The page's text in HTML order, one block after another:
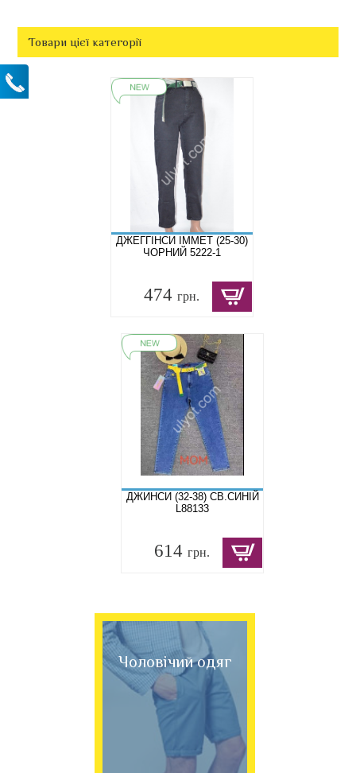
Товари цієї категорії
ДЖЕГГІНСИ IMMET (25-30)
ЧОРНИЙ 5222-1
474 грн.
ДЖИНСИ (32-38) СВ.СИНІЙ
L88133
614 грн.
Чоловічий одяг